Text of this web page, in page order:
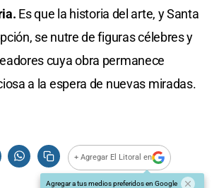
Es que la historia del arte, y Santa
se nutre de figuras célebres y
cuya obra permanece
a la espera de nuevas miradas.
+ Agregar El Litoral en
Agregar a tus medios preferidos en Google